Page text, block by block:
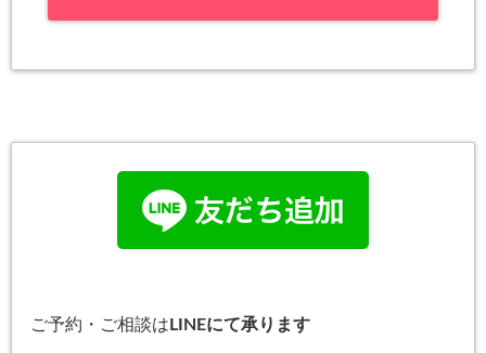
ご予約・ご相談は LINEにて承ります